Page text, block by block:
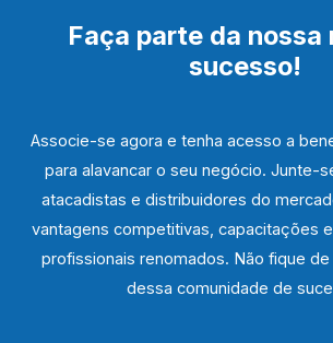
Faça parte da nossa
sucesso!
Associe-se agora e tenha acesso a
para alavancar o seu negócio. Junte-
atacadistas e distribuidores do
vantagens competitivas, capacitações
profissionais renomados. Não fique
dessa comunidade de